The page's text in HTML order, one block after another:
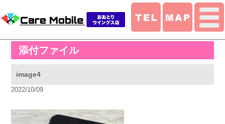
添付ファイル
image4
2022/10/09